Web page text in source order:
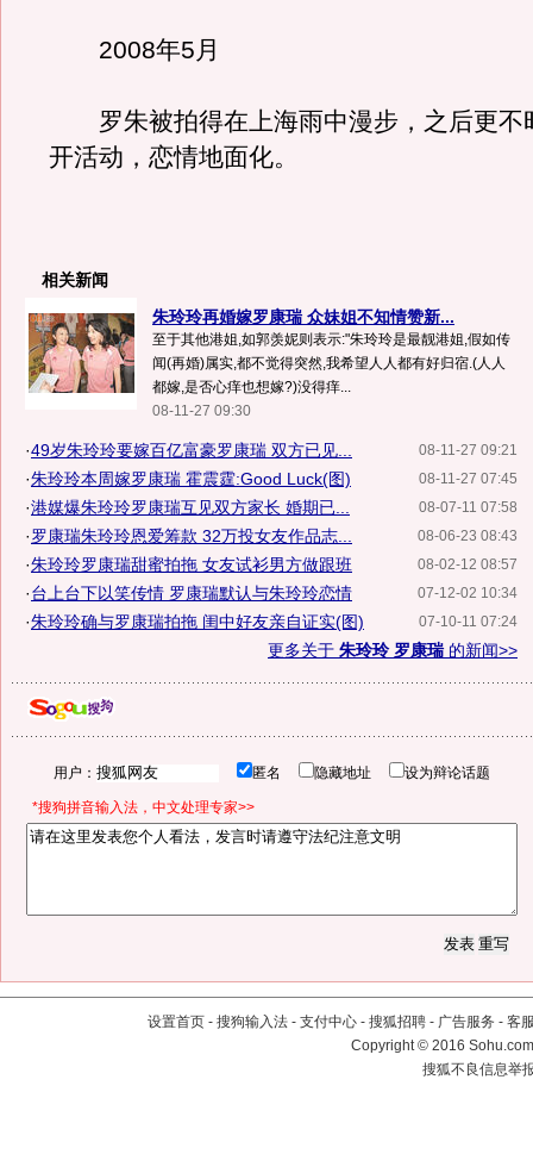
2008年5月
罗朱被拍得在上海雨中漫步，之后更不
开活动，恋情地面化。
相关新闻
朱玲玲再婚嫁罗康瑞 众妹姐不知情赞新...
至于其他港姐,如郭羡妮则表示:"朱玲玲是最靓港姐,假如传
闻(再婚)属实,都不觉得突然,我希望人人都有好归宿.(人人
都嫁,是否心痒也想嫁?)没得痒...
08-11-27 09:30
08-11-27 09:21
·49岁朱玲玲要嫁百亿富豪罗康瑞 双方已见...
08-11-27 07:45
·朱玲玲本周嫁罗康瑞 霍震霆:Good Luck(图)
08-07-11 07:58
·港媒爆朱玲玲罗康瑞互见双方家长 婚期已...
08-06-23 08:43
·罗康瑞朱玲玲恩爱筹款 32万投女友作品志...
08-02-12 08:57
·朱玲玲罗康瑞甜蜜拍拖 女友试衫男方做跟班
07-12-02 10:34
·台上台下以笑传情 罗康瑞默认与朱玲玲恋情
07-10-11 07:24
·朱玲玲确与罗康瑞拍拖 闺中好友亲自证实(图)
更多关于 朱玲玲 罗康瑞的新闻>>
用户： 匿名 隐藏地址 设为辩论话题
*搜狗拼音输入法，中文处理专家>>
设置首页 - 搜狗输入法 - 支付中心 - 搜狐招聘 - 广告服务 - 客
Copyright©2016
搜狐不良信息举